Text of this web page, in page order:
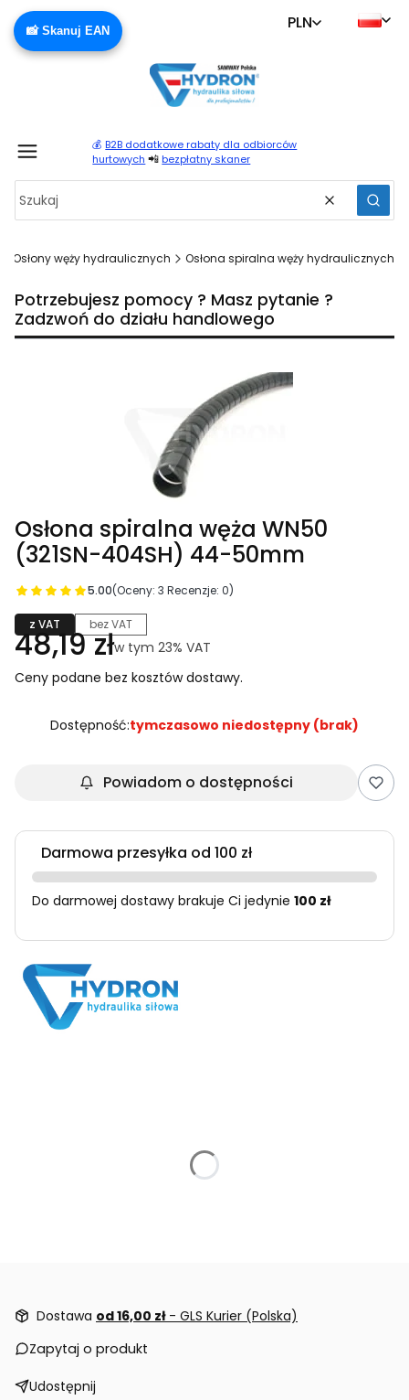
📸 Skanuj EAN PLN
💰 B2B dodatkowe rabaty dla odbiorców
hurtowych 📲 bezpłatny skaner
Wyczyść
Osłony węży hydraulicznych Osłona spiralna węży hydraulicznych
Potrzebujesz pomocy ? Masz pytanie ?
Zadzwoń do działu handlowego
Osłona spiralna węża WN50
(321SN-404SH) 44-50mm
5.00(Oceny: 3 Recenzje: 0)
z VAT bez VAT
Cena
48,19 złw tym 23% VAT
w tym 23% VAT
Ceny podane bez kosztów dostawy.
Dostępność:tymczasowo niedostępny (brak)
Powiadom o dostępności
Darmowa przesyłka od 100 zł
Do darmowej dostawy brakuje Ci jedynie 100 zł
Dostawa od 16,00 zł - GLS Kurier (Polska)
Zapytaj o produkt
Udostępnij